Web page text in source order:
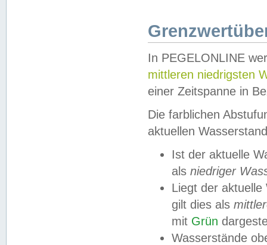
In PEGELONLINE
mittleren niedrigsten
einer Zeitspanne in
Die farblichen
aktuellen
Ist der aktuelle
als niedriger
Liegt der
gilt dies als
mit Grün
Wasserstände